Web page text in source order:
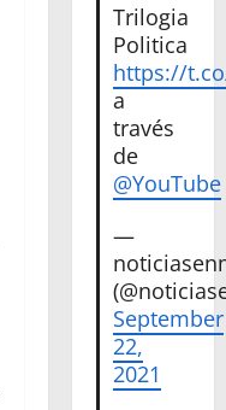
Trilogia
Politica
https://
a
través
de
@YouTube
—
September
22,
2021